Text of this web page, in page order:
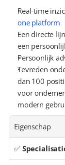
Real-time
one platform
Een directe
een
Persoonlijk
Tevreden
dan 100
voor
modern
Eigenschap
✅